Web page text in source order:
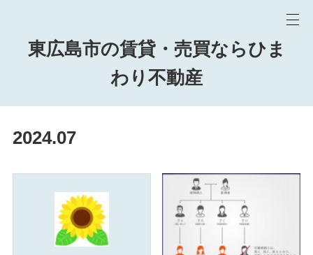
東広島市の賃貸・売買ならひま
わり不動産
2024.07